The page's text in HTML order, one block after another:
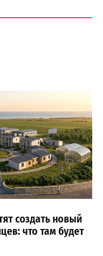
создать новый
что там будет